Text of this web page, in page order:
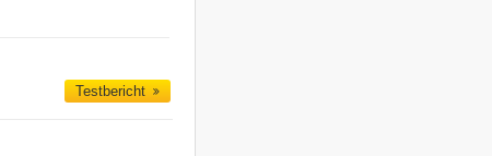
Testbericht